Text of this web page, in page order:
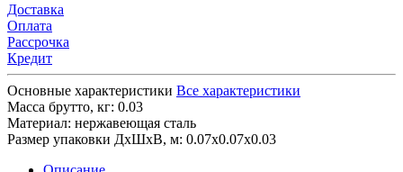
Доставка
Оплата
Рассрочка
Кредит
Основные характеристики Все характеристики
Масса брутто, кг: 0.03
Материал: нержавеющая сталь
Размер упаковки ДхШхВ, м: 0.07x0.07x0.03